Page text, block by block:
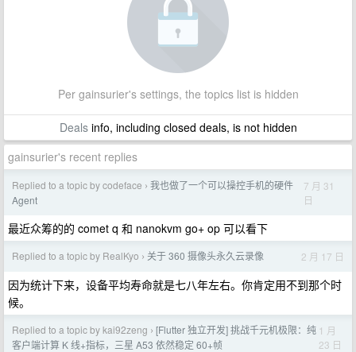
Per gainsurier's settings, the topics list is hidden
Dealsinfo, including closed deals, is not hidden
gainsurier's recent replies
Replied to a topic by codeface › 我也做了一个可以操控手机的硬件
Agent
7 月 31
日
最近众筹的的 comet q 和 nanokvm go+ op 可以看下
Replied to a topic by RealKyo › 关于 360 摄像头永久云录像 2 月 17 日
因为统计下来，设备平均寿命就是七八年左右。你肯定用不到那个时
候。
Replied to a topic by kai92zeng › [Flutter 独立开发] 挑战千元机极限：纯
客户端计算 K 线+指标，三星 A53 依然稳定 60+帧
1 月
23 日